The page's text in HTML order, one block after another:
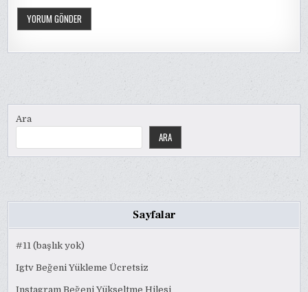
Ara
ARA
Sayfalar
#11 (başlık yok)
Igtv Beğeni Yükleme Ücretsiz
Instagram Beğeni Yükseltme Hilesi